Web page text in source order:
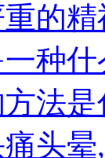
的
种
法
头